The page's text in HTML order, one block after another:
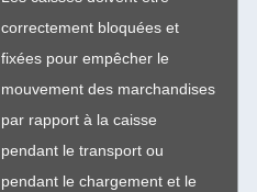
correctement bloquées et
fixées pour empêcher le
mouvement des marchandises
par rapport à la caisse
pendant le transport ou
pendant le chargement et le